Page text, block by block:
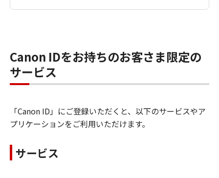
Canon IDをお持ちのお客さま限定の
サービス
「Canon ID」にご登録いただくと、以下のサービスやア
プリケーションをご利用いただけます。
サービス